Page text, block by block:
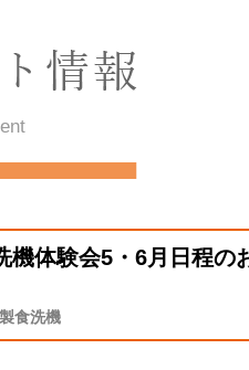
機体験会5・6月日程の
食洗機